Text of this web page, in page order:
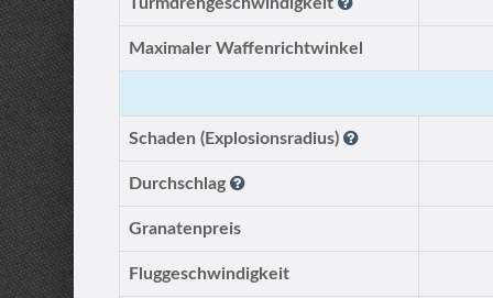
Maximaler Waffenrichtwinkel
Schaden (Explosionsradius)
Durchschlag
Granatenpreis
Fluggeschwindigkeit